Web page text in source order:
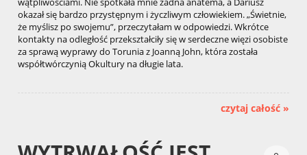
okazał się bardzo przystępnym i życzliwym człowiekiem. „Świetnie,
że myślisz po swojemu”, przeczytałam w odpowiedzi. Wkrótce
kontakty na odległość przekształciły się w serdeczne więzi osobiste
za sprawą wyprawy do Torunia z Joanną John, która została
współtwórczynią Okultury na długie lata.
czytaj całość »